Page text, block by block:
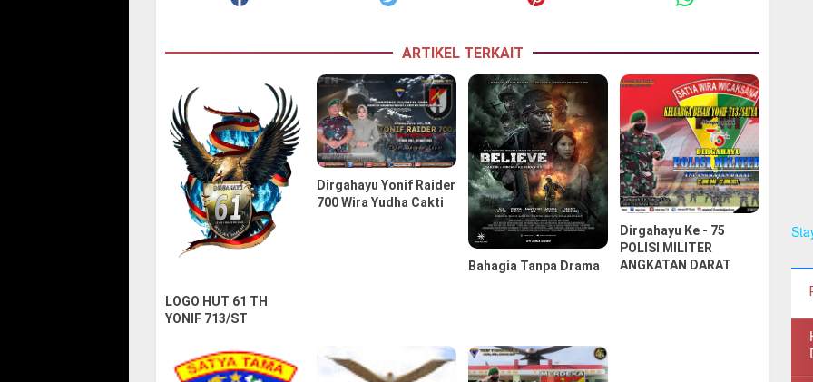
ARTIKEL TERKAIT
LOGO HUT 61 TH
YONIF 713/ST
Dirgahayu Yonif Raider
700 Wira Yudha Cakti
Bahagia Tanpa Drama
Dirgahayu Ke - 75
POLISI MILITER
ANGKATAN DARAT